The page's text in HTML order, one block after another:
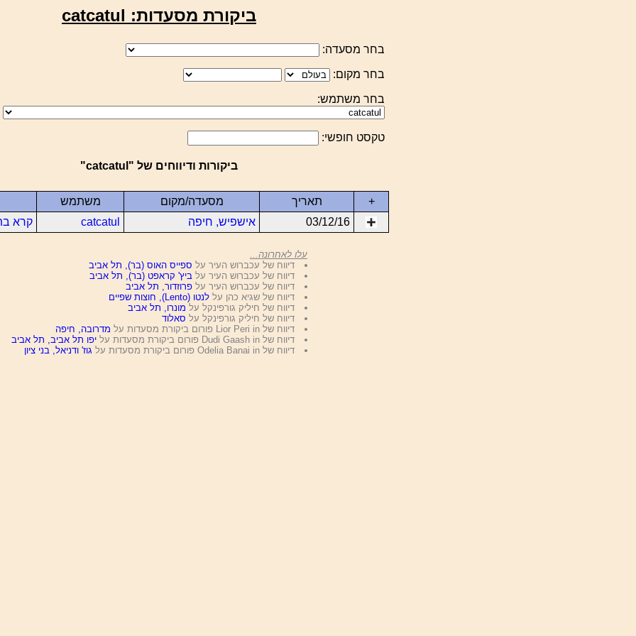
ביקורת מסעדות: catcatul
בחר מסעדה:
בחר מקום:
בחר משתמש:
טקסט חופשי:
ביקורות ודיווחים של "catcatul"
+ תאריך מסעדה/מקום משתמש
03/12/16
אישפיש, חיפה catcatul קרא
עלו לאחרונה...
דיווח של עכברוש העיר על ספייס האוס (בר), תל אביב
דיווח של עכברוש העיר על ביץ' קראפט (בר), תל אביב
דיווח של עכברוש העיר עלפרוזדור, תל אביב
דיווח של שגיא כהן עללנטו (Lento), חוצות שפיים
דיווח של חיליק גורפינקל על מונרו, תל אביב
דיווח של חיליק גורפינקל על סאלוד
דיווח של Lior Peri in פורום ביקורת מסעדות על
מדרובה, חיפה
דיווח של Dudi Gaash in פורום ביקורת מסעדות על
יפו תל אביב, תל אביב
דיווח של Odelia Banai in פורום ביקורת מסעדות על
גוז' ודניאל, בני ציון